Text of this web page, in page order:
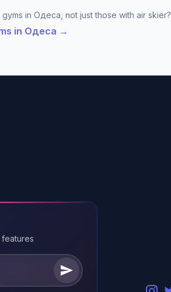
in Одеса, not just those with air skier?
in Одеса →